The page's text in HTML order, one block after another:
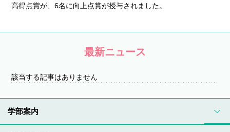
高得点賞が、6名に向上点賞が授与されました。
最新ニュース
該当する記事はありません
学部案内